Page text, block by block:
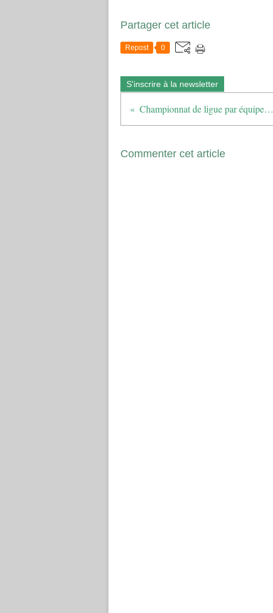
Partager cet article
Repost 0
S'inscrire à la newsletter
Championnat de ligue par équipes séniors 2
Commenter cet article